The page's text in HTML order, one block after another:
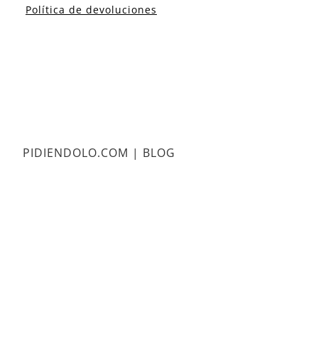
Política de devoluciones
PIDIENDOLO.COM | BLOG